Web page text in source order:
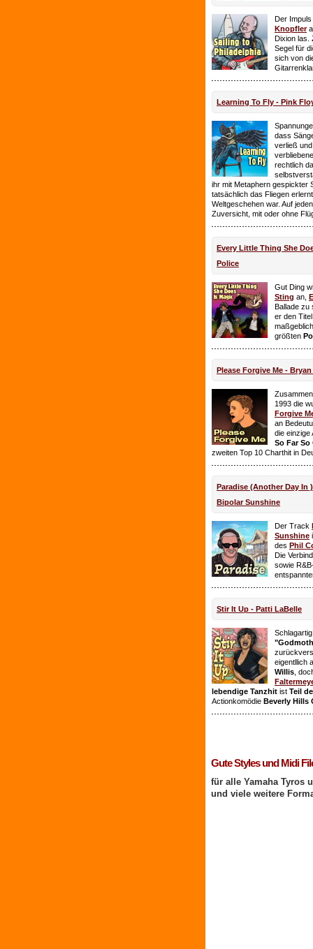
Der
Knopfler
Dixion las.
Segel für
sich von
Learning To Fly - Pink
dass
verließ
rechtlich
ihr mit Metaphern gespickter
tatsächlich das Fliegen
Weltgeschehen war. Auf
Zuversicht, mit oder ohne
Every Little Thing She
Police
Gut Ding
Sting an,
Ballade zu
er den
größten
Please Forgive Me -
1993 die
Forgive
an
die einzige
So Far So
zweiten Top 10 Charthit in
Paradise (Another Day In
Bipolar Sunshine
Der Track
Sunshine
des Phil
Die
sowie
Stir It Up - Patti LaBelle
eigentllich
Willis ,
lebendige Tanzhit ist Teil
Actionkomödie Beverly Hills
Gute Styles und Midi
für alle Yamaha Tyros
und viele weitere